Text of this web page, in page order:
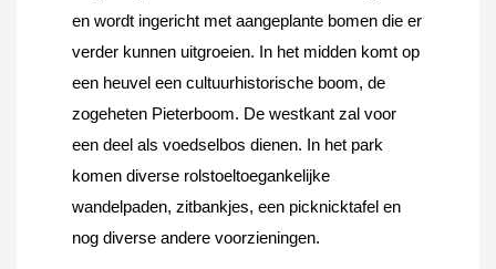
en wordt ingericht met aangeplante bomen die er
verder kunnen uitgroeien. In het midden komt op
een heuvel een cultuurhistorische boom, de
zogeheten Pieterboom. De westkant zal voor
een deel als voedselbos dienen. In het park
komen diverse rolstoeltoegankelijke
wandelpaden, zitbankjes, een picknicktafel en
nog diverse andere voorzieningen.